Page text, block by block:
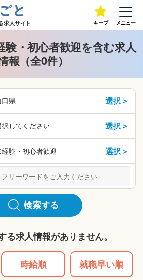
求人サイト キープ メニュー
験・初心者歓迎を含む求人
報（全0件）
口県 選択＞
択してください 選択＞
経験・初心者歓迎 選択＞
検索する
る求人情報がありません。
時給順 就職早い順